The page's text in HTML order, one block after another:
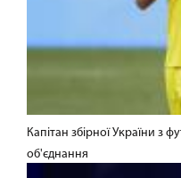
Капітан збірної України з
об'єднання